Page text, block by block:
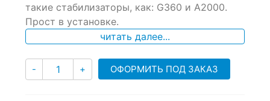
on
customer
ratings
такие стабилизаторы, как: G360 и A2000.
Прост в установке.
читать далее...
- Количество
+ ОФОРМИТЬ ПОД ЗАКАЗ